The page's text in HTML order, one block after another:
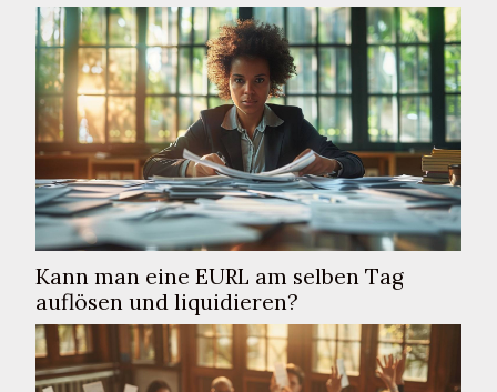
Kann man eine EURL am selben Tag
auflösen und liquidieren?